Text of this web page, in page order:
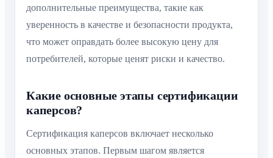
дополнительные преимущества, такие как
уверенность в качестве и безопасности продукта,
что может оправдать более высокую цену для
потребителей, которые ценят риски и качество.
Какие основные этапы сертификации
каперсов?
Сертификация каперсов включает несколько
основных этапов. Первым шагом является